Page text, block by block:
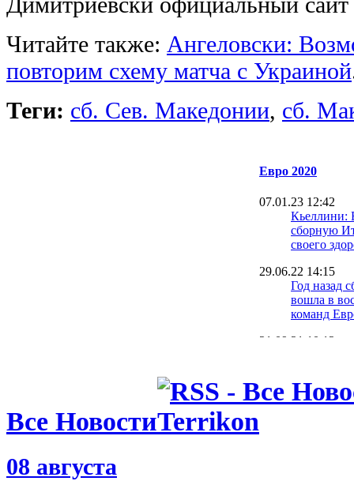
Читайте также: Ангеловски:
повторим схему матча с Украиной
Теги: сб. Сев. Македонии, сб.
Евро 2020
07.01.23 12:42
Кьеллини:
сборную
своего
29.06.22 14:15
Год назад
вошла в
команд
21.09.21 10:12
Евро-2020
Все Новости
08 августа